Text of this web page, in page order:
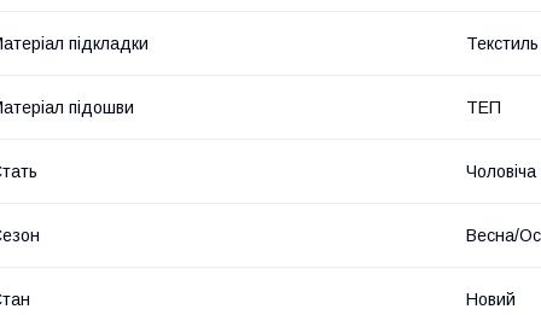
підкладки Текстиль
підошви ТЕП
Чоловіча
Весна/
Новий